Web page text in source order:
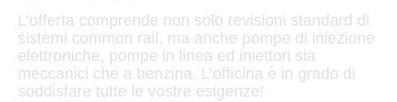
L’offerta comprende non solo revisioni standard di
sistemi common rail, ma anche pompe di iniezione
elettroniche, pompe in linea ed iniettori sia
meccanici che a benzina. L’officina è in grado di
soddisfare tutte le vostre esigenze!